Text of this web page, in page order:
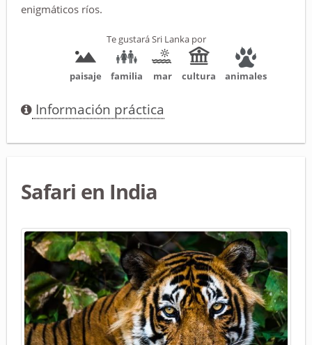
enigmáticos ríos.
Te gustará Sri Lanka por
paisaje familia mar cultura animales
Información práctica
Safari en India